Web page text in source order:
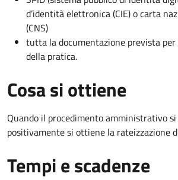
d’identità elettronica (CIE) o carta
(CNS)
tutta la documentazione prevista
della pratica.
Cosa si ottiene
Quando il procedimento amministrativo
positivamente si ottiene la rateizzazione
Tempi e scadenze